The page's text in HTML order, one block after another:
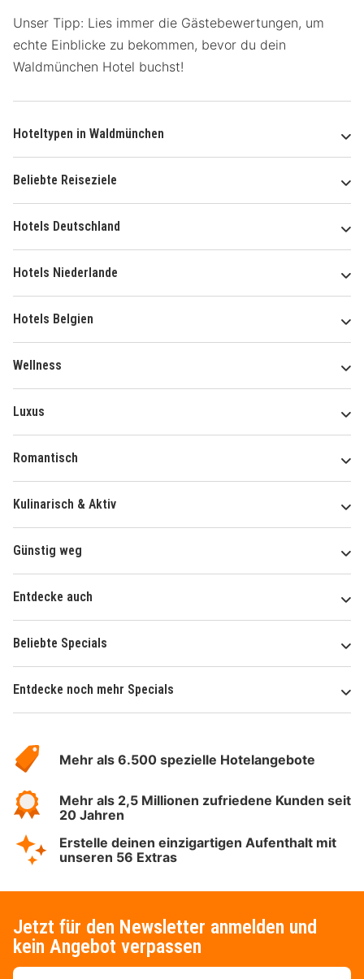
Unser Tipp: Lies immer die Gästebewertungen, um
echte Einblicke zu bekommen, bevor du dein
Waldmünchen Hotel buchst!
Hoteltypen in Waldmünchen
Beliebte Reiseziele
Hotels Deutschland
Hotels Niederlande
Hotels Belgien
Wellness
Luxus
Romantisch
Kulinarisch & Aktiv
Günstig weg
Entdecke auch
Beliebte Specials
Entdecke noch mehr Specials
Hotelspecials
Mehr als 6.500 spezielle Hotelangebote
Mehr als 2,5 Millionen zufriedene Kunden seit
20 Jahren
Erstelle deinen einzigartigen Aufenthalt mit
unseren 56 Extras
Jetzt für den Newsletter anmelden und
kein Angebot verpassen